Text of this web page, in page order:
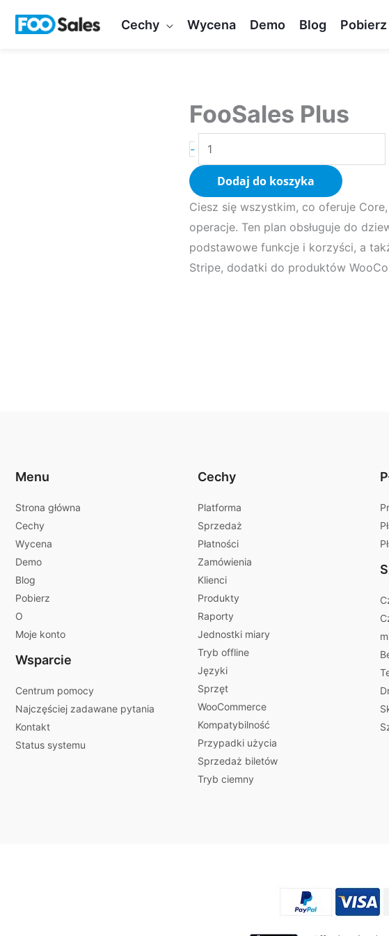
Cechy Wycena Demo Blog Pobierz
FooSales Plus
-
ilość
FooSales
Plus
Dodaj do koszyka
Ciesz się wszystkim, co oferuje
operacje. Ten plan obsługuje do
podstawowe funkcje i korzyści, a
Stripe, dodatki do produktów
Menu
Strona główna
Cechy
Wycena
Demo
Blog
Pobierz
O
Moje konto
Wsparcie
Centrum pomocy
Najczęściej zadawane pytania
Kontakt
Status systemu
Cechy
Platforma
Sprzedaż
Płatności
Zamówienia
Klienci
Produkty
Raporty
Jednostki miary
Tryb offline
Języki
Sprzęt
WooCommerce
Kompatybilność
Przypadki użycia
Sprzedaż biletów
Tryb ciemny